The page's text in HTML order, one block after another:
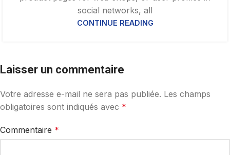
social networks, all
CONTINUE READING
Laisser un commentaire
Votre adresse e-mail ne sera pas publiée. Les champs
obligatoires sont indiqués avec *
Commentaire *